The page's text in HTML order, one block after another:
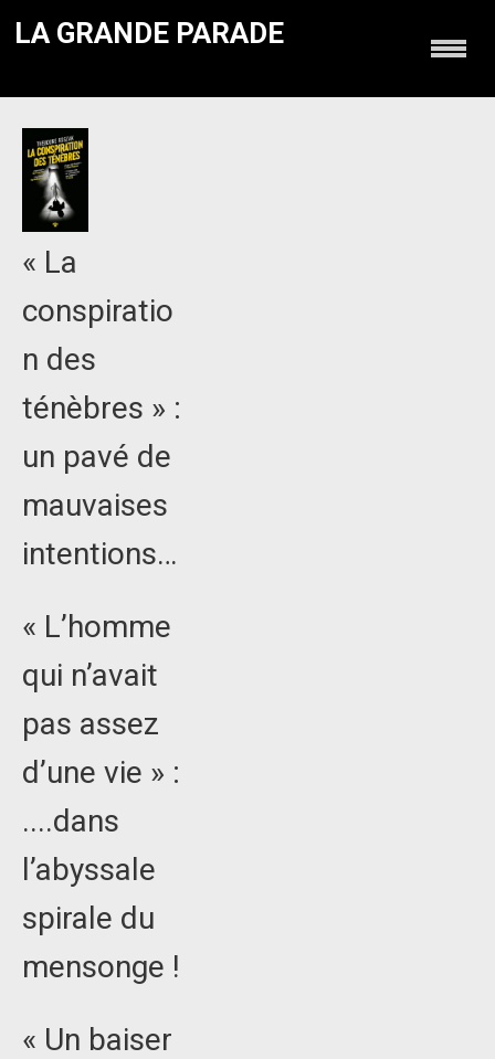
LA GRANDE PARADE
« La
conspiratio
n des
ténèbres » :
un pavé de
mauvaises
intentions…
« L’homme
qui n’avait
pas assez
d’une vie » :
....dans
l’abyssale
spirale du
mensonge !
« Un baiser